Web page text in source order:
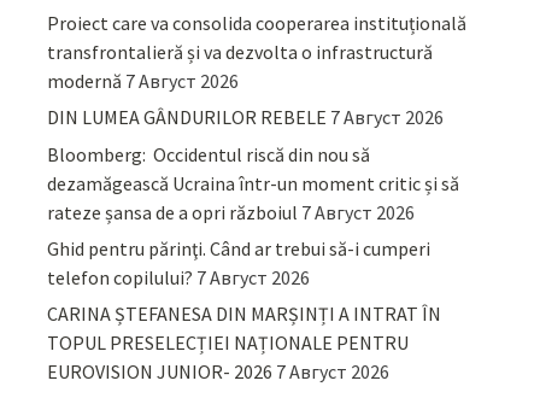
Proiect care va consolida cooperarea instituțională
transfrontalieră și va dezvolta o infrastructură
modernă 7 Август 2026
DIN LUMEA GÂNDURILOR REBELE 7 Август 2026
Bloomberg: Occidentul riscă din nou să
dezamăgească Ucraina într-un moment critic și să
rateze șansa de a opri războiul 7 Август 2026
Ghid pentru părinţi. Când ar trebui să-i cumperi
telefon copilului? 7 Август 2026
CARINA ȘTEFANESA DIN MARȘINȚI A INTRAT ÎN
TOPUL PRESELECȚIEI NAȚIONALE PENTRU
EUROVISION JUNIOR- 2026 7 Август 2026